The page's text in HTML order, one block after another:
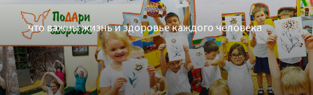
что важны жизнь и здоровье каждого человека